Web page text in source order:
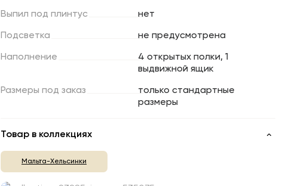
Выпил под плинтус нет
Подсветка не предусмотрена
Наполнение
4 открытых полки, 1
выдвижной ящик
Размеры под заказ
только стандартные
размеры
Товар в коллекциях
Мальта-Хельсинки